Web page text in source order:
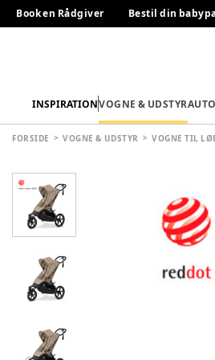
Book en Rådgiver Bestil din
INSPIRATIONVOGNE & UDSTYR
FORSIDE VOGNE & UDSTYR VOGNE TIL